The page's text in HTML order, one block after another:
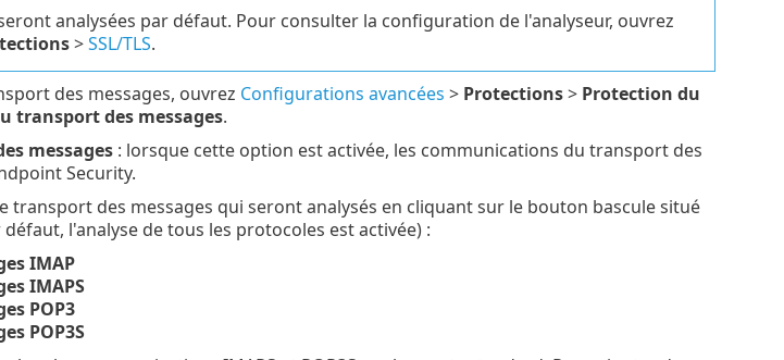
analysées par défaut. Pour consulter la configuration de l'analyseur, ouvrez
>SSL/TLS.
des messages, ouvrez Configurations avancées > Protections> Protection du
transport des messages.
messages: lorsque cette option est activée, les communications du transport des
Security.
transport des messages qui seront analysés en cliquant sur le bouton bascule situé
l'analyse de tous les protocoles est activée) :
IMAP
IMAPS
POP3
POP3S